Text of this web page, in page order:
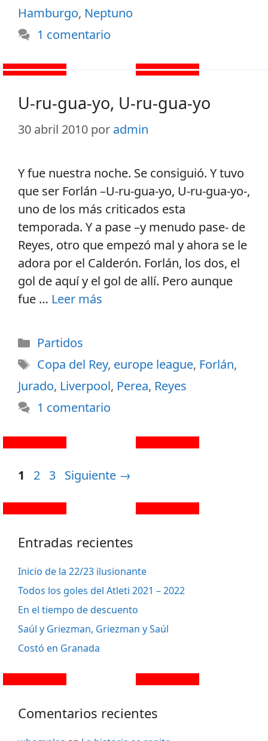
Hamburgo, Neptuno
1 comentario
U-ru-gua-yo, U-ru-gua-yo
30 abril 2010 por admin
Y fue nuestra noche. Se consiguió. Y tuvo
que ser Forlán –U-ru-gua-yo, U-ru-gua-yo-,
uno de los más criticados esta
temporada. Y a pase –y menudo pase- de
Reyes, otro que empezó mal y ahora se le
adora por el Calderón. Forlán, los dos, el
gol de aquí y el gol de allí. Pero aunque
fue … Leer más
Partidos
Copa del Rey, europe league, Forlán,
Jurado, Liverpool, Perea, Reyes
1 comentario
1 2 3 Siguiente →
Entradas recientes
Inicio de la 22/23 ilusionante
Todos los goles del Atleti 2021 – 2022
En el tiempo de descuento
Saúl y Griezman, Griezman y Saúl
Costó en Granada
Comentarios recientes